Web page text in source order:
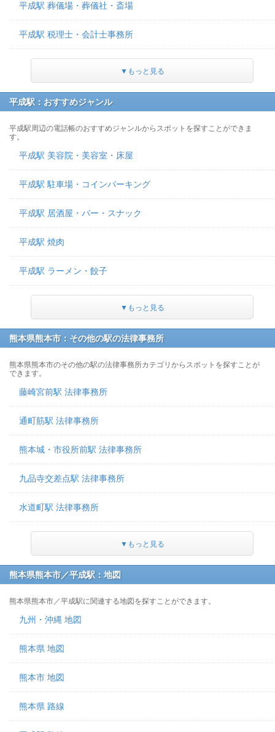
平成駅 葬儀場・葬儀社・斎場
平成駅 税理士・会計士事務所
▼もっと見る
平成駅：おすすめジャンル
平成駅周辺の電話帳のおすすめジャンルからスポットを探すことができま
す。
平成駅 美容院・美容室・床屋
平成駅 駐車場・コインパーキング
平成駅 居酒屋・バー・スナック
平成駅 焼肉
平成駅 ラーメン・餃子
▼もっと見る
熊本県熊本市：その他の駅の法律事務所
熊本県熊本市のその他の駅の法律事務所カテゴリからスポットを探すことが
できます。
藤崎宮前駅 法律事務所
通町筋駅 法律事務所
熊本城・市役所前駅 法律事務所
九品寺交差点駅 法律事務所
水道町駅 法律事務所
▼もっと見る
熊本県熊本市／平成駅：地図
熊本県熊本市／平成駅に関連する地図を探すことができます。
九州・沖縄 地図
熊本県 地図
熊本市 地図
熊本県 路線